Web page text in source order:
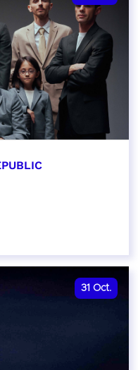
31 Oct.